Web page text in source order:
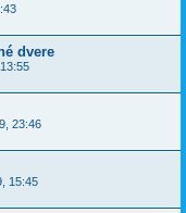
dvere
23:46
15:45